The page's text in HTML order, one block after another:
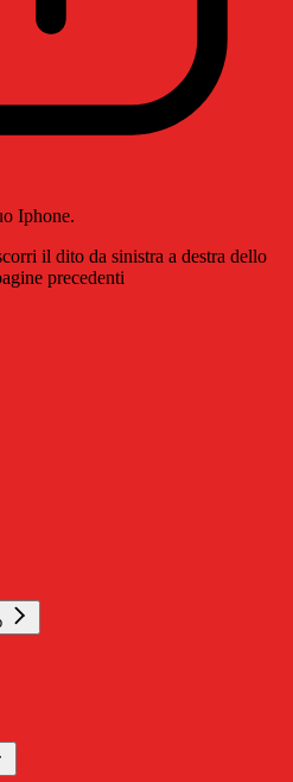
Iphone.
il dito da sinistra a destra dello
precedenti